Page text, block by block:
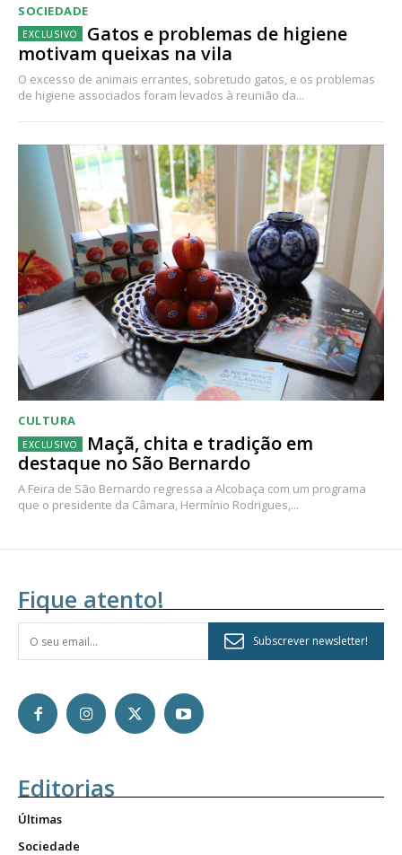
SOCIEDADE
Gatos e problemas de higiene
motivam queixas na vila
O excesso de animais errantes, sobretudo gatos, e os problemas
de higiene associados foram levados à reunião da...
CULTURA
Maçã, chita e tradição em
destaque no São Bernardo
A Feira de São Bernardo regressa a Alcobaça com um programa
que o presidente da Câmara, Hermínio Rodrigues,...
Fique atento!
Subscrever newsletter!
Editorias
Últimas
Sociedade